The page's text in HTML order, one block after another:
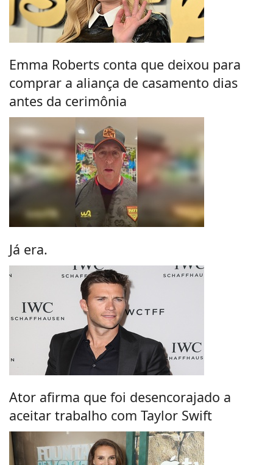
Emma Roberts conta que deixou para
comprar a aliança de casamento dias
antes da cerimônia
Já era.
Ator afirma que foi desencorajado a
aceitar trabalho com Taylor Swift